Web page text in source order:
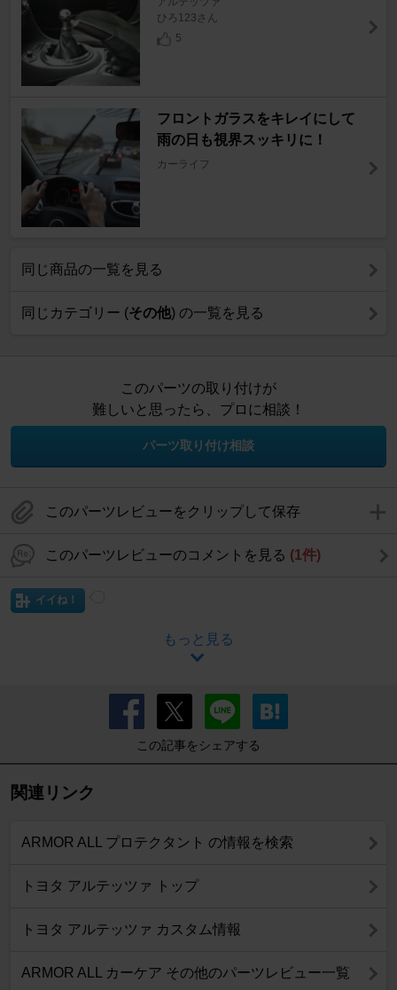
ひろ123さん
5
フロントガラスをキレイにして
雨の日も視界スッキリに！
カーライフ
同じ商品の一覧を見る
同じカテゴリー (その他) の一覧を見る
このパーツの取り付けが
難しいと思ったら、プロに相談！
パーツ取り付け相談
このパーツレビューをクリップして保存
このパーツレビューのコメントを見る (1件)
イイね！
もっと見る
この記事をシェアする
関連リンク
ARMOR ALL プロテクタント の情報を検索
トヨタ アルテッツァ トップ
トヨタ アルテッツァ カスタム情報
ARMOR ALL カーケア その他のパーツレビュー一覧